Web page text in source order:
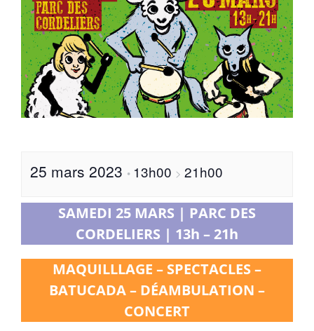
25 mars 2023 • 13h00 > 21h00
SAMEDI 25 MARS | PARC DES
CORDELIERS | 13h – 21h
MAQUILLLAGE – SPECTACLES –
BATUCADA – DÉAMBULATION –
CONCERT